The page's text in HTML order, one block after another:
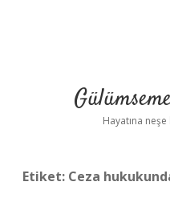
Hayatına
Etiket: Ceza